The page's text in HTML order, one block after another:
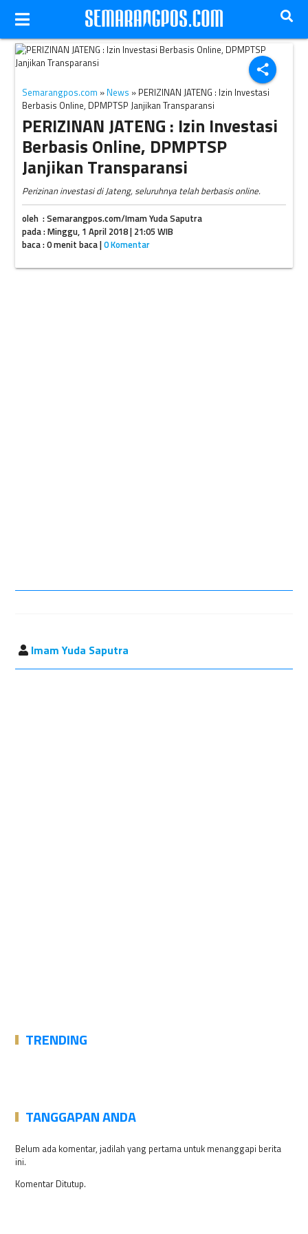
share
Ilustrasi investasi./ucad.com.ua
Semarangpos.com » News » PERIZINAN JATENG : Izin Investasi
Berbasis Online, DPMPTSP Janjikan Transparansi
PERIZINAN JATENG : Izin Investasi
Berbasis Online, DPMPTSP
Janjikan Transparansi
Perizinan investasi di Jateng, seluruhnya telah berbasis online.
oleh : Semarangpos.com/Imam Yuda Saputra
pada : Minggu, 1 April 2018 | 21:05 WIB
baca : 0 menit baca |0 Komentar
Imam Yuda Saputra
TRENDING
TANGGAPAN ANDA
Belum ada komentar, jadilah yang pertama untuk menanggapi berita
ini.
Komentar Ditutup.